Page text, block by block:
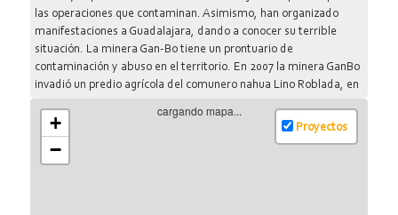
las operaciones que contaminan. Asimismo, han organizado
manifestaciones a Guadalajara, dando a conocer su terrible
situación. La minera Gan-Bo tiene un prontuario de
contaminación y abuso en el territorio. En 2007 la minera GanBo
invadió un predio agrícola del comunero nahua Lino Roblada, en
detuvieron maquinaria y trabajos y obligaron a la empresa a
desistir. Los ejidatarios de Tequesquitlán actualmente tienen
cargando mapa...
+
−
Proyectos